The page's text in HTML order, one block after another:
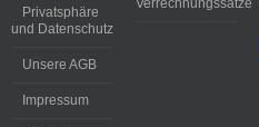
Privatsphäre
und Datenschutz
Unsere AGB
Impressum
Verrechnungssätze